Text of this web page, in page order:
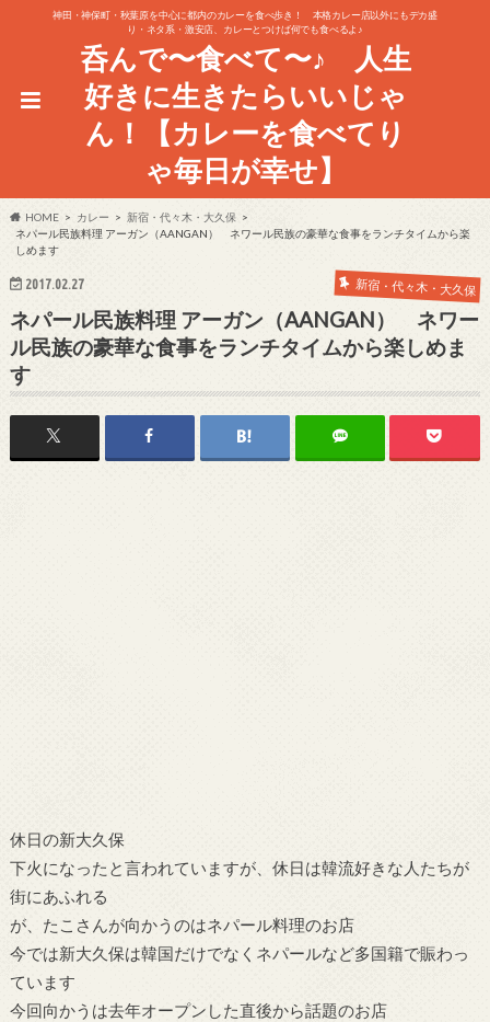
神田・神保町・秋葉原を中心に都内のカレーを食べ歩き！ 本格カレー店以外にもデカ盛
り・ネタ系・激安店、カレーとつけば何でも食べるよ♪
呑んで〜食べて〜♪ 人生
好きに生きたらいいじゃ
ん！【カレーを食べてり
ゃ毎日が幸せ】
HOME カレー
新宿・代々木・大久保
ネパール民族料理 アーガン（AANGAN） ネワール民族の豪華な食事をランチタイムから楽
しめます
2017.02.27 新宿・代々木・大久保
ネパール民族料理 アーガン（AANGAN） ネワー
ル民族の豪華な食事をランチタイムから楽しめま
す
休日の新大久保
下火になったと言われていますが、休日は韓流好きな人たちが
街にあふれる
が、たこさんが向かうのはネパール料理のお店
今では新大久保は韓国だけでなくネパールなど多国籍で賑わっ
ています
今回向かうは去年オープンした直後から話題のお店